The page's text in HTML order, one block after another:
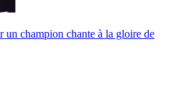
un champion chante à la gloire de